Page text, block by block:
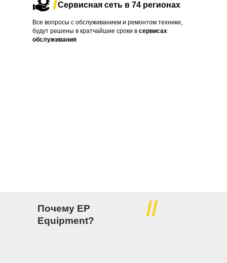
Все вопросы с обслуживанием и ремонтом техники,
будут решены в кратчайшие сроки в сервисах
обслуживания
Сервисная сеть в 74 регионах
Почему EP
Equipment?